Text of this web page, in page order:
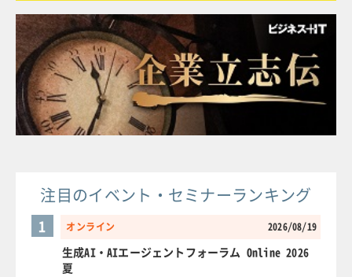
注目のイベント・セミナーランキング
オンライン 2026/08/19
1
生成AI・AIエージェントフォーラム Online 2026
夏